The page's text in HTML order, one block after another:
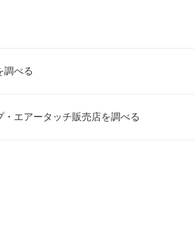
調べる
・エアータッチ販売店を調べる